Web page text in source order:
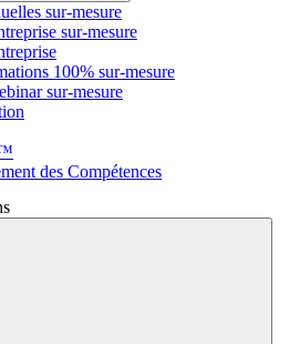
sur-mesure
sur-mesure
100% sur-mesure
sur-mesure
des Compétences